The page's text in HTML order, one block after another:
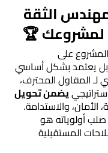
الثقة
لمشروعك 🏆
المشروع على
يعتمد بشكل أساسي
لـ المقاول المحترف،
يضمن تحويل
الأمان، والاستدامة.
أولوياته هو
المستقبلية